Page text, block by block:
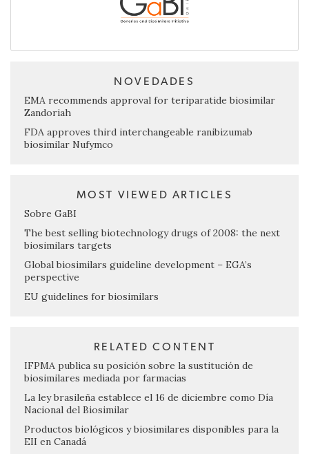
NOVEDADES
EMA recommends approval for teriparatide biosimilar
Zandoriah
FDA approves third interchangeable ranibizumab
biosimilar Nufymco
MOST VIEWED ARTICLES
Sobre GaBI
The best selling biotechnology drugs of 2008: the next
biosimilars targets
Global biosimilars guideline development – EGA’s
perspective
EU guidelines for biosimilars
RELATED CONTENT
IFPMA publica su posición sobre la sustitución de
biosimilares mediada por farmacias
La ley brasileña establece el 16 de diciembre como Día
Nacional del Biosimilar
Productos biológicos y biosimilares disponibles para la
EII en Canadá